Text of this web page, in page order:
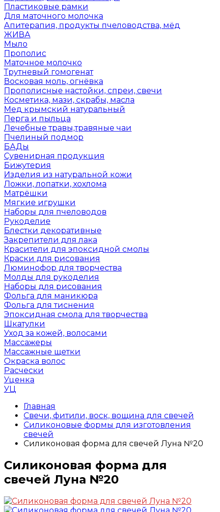
Пластиковые рамки
Для маточного молочка
Апитерапия, продукты пчеловодства, мёд
ЖИВА
Мыло
Прополис
Маточное молочко
Трутневый гомогенат
Восковая моль, огнёвка
Прополисные настойки, спреи, свечи
Косметика, мази, скрабы, масла
Мед крымский натуральный
Перга и пыльца
Лечебные травы,травяные чаи
Пчелиный подмор
БАДы
Сувенирная продукция
Бижутерия
Изделия из натуральной кожи
Ложки, лопатки, хохлома
Матрёшки
Мягкие игрушки
Наборы для пчеловодов
Рукоделие
Блестки декоративные
Закрепители для лака
Красители для эпоксидной смолы
Краски для рисования
Люминофор для творчества
Молды для рукоделия
Наборы для рисования
Фольга для маникюра
Фольга для тиснения
Эпоксидная смола для творчества
Шкатулки
Уход за кожей, волосами
Массажеры
Массажные щетки
Окраска волос
Расчески
Уценка
УЦ
Главная
Свечи, фитили, воск, вощина для свечей
Силиконовые формы для изготовления
свечей
Силиконовая форма для свечей Луна №20
Силиконовая форма для
свечей Луна №20